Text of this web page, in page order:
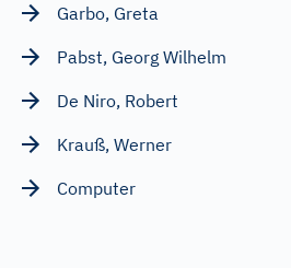
Garbo, Greta
Pabst, Georg Wilhelm
De Niro, Robert
Krauß, Werner
Computer